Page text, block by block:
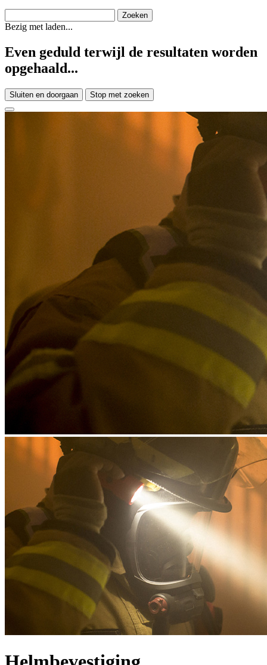
Bezig met laden...
Even geduld terwijl de resultaten worden
opgehaald...
Sluiten en doorgaan Stop met zoeken